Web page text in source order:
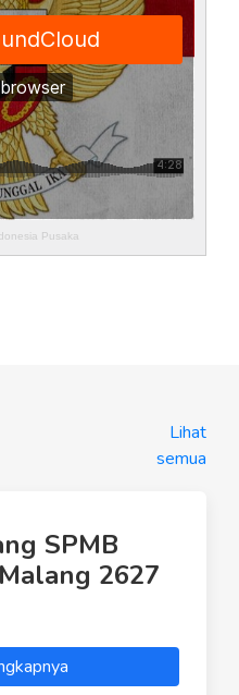
Pusaka
Lihat
semua
SPMB
2627